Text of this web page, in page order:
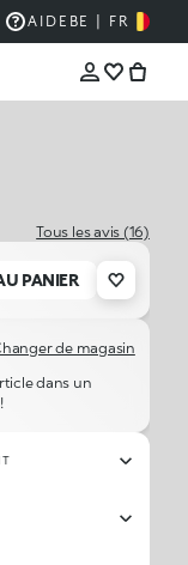
OFFERTE
AIDE BE | FR
Tous les avis (16)
PANIER
de magasin
dans un